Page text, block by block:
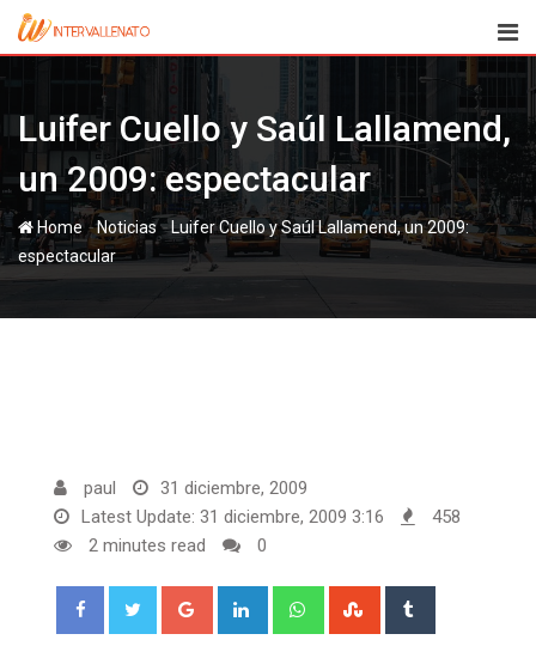
Skip
Luifer Cuello y Saúl Lallamend,
un 2009: espectacular
Home-Noticias-Luifer Cuello y Saúl Lallamend, un 2009:
espectacular
paul
31 diciembre, 2009
Latest Update: 31 diciembre, 2009 3:16
458
2 minutes read
0
Google+ LinkedIn WhatsappStumbleUpon